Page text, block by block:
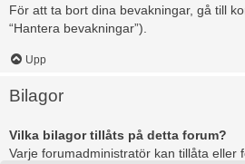
För att ta bort dina bevakningar, gå till
“Hantera bevakningar”).
Upp
Bilagor
Vilka bilagor tillåts på detta forum?
Varje forumadministratör kan tillåta eller